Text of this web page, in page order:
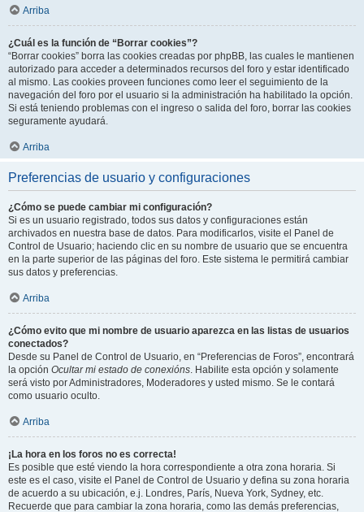
Arriba
¿Cuál es la función de “Borrar cookies”?
“Borrar cookies” borra las cookies creadas por phpBB, las cuales le mantienen
autorizado para acceder a determinados recursos del foro y estar identificado
al mismo. Las cookies proveen funciones como leer el seguimiento de la
navegación del foro por el usuario si la administración ha habilitado la opción.
Si está teniendo problemas con el ingreso o salida del foro, borrar las cookies
seguramente ayudará.
Arriba
Preferencias de usuario y configuraciones
¿Cómo se puede cambiar mi configuración?
Si es un usuario registrado, todos sus datos y configuraciones están
archivados en nuestra base de datos. Para modificarlos, visite el Panel de
Control de Usuario; haciendo clic en su nombre de usuario que se encuentra
en la parte superior de las páginas del foro. Este sistema le permitirá cambiar
sus datos y preferencias.
Arriba
¿Cómo evito que mi nombre de usuario aparezca en las listas de usuarios
conectados?
Desde su Panel de Control de Usuario, en “Preferencias de Foros”, encontrará
la opción Ocultar mi estado de conexións. Habilite esta opción y solamente
será visto por Administradores, Moderadores y usted mismo. Se le contará
como usuario oculto.
Arriba
¡La hora en los foros no es correcta!
Es posible que esté viendo la hora correspondiente a otra zona horaria. Si
este es el caso, visite el Panel de Control de Usuario y defina su zona horaria
de acuerdo a su ubicación, e.j. Londres, París, Nueva York, Sydney, etc.
Recuerde que para cambiar la zona horaria, como las demás preferencias,